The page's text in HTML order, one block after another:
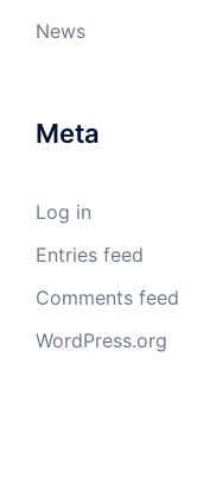
News
Meta
Log in
Entries feed
Comments feed
WordPress.org